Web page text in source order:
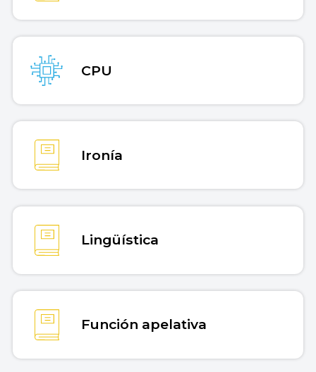
CPU
Ironía
Lingüística
Función apelativa